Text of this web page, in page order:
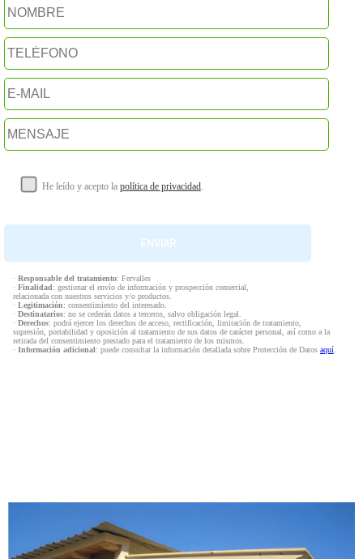
He leído y acepto la política de privacidad.
· Responsable del tratamiento: Fervalles
· Finalidad: gestionar el envío de información y prospección comercial,
relacionada con nuestros servicios y/o productos.
· Legitimación: consentimiento del interesado.
· Destinatarios: no se cederán datos a terceros, salvo obligación legal.
· Derechos: podrá ejercer los derechos de acceso, rectificación, limitación de tratamiento,
supresión, portabilidad y oposición al tratamiento de sus datos de carácter personal, así como a la
retirada del consentimiento prestado para el tratamiento de los mismos.
· Información adicional: puede consultar la información detallada sobre Protección de Datos aquí.